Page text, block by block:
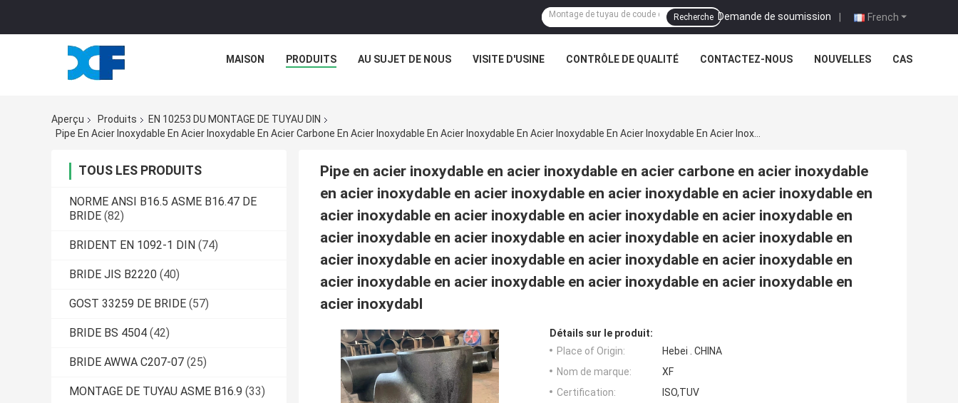
French
Demande de soumission |
Recherche
MAISON PRODUITS AU SUJET DE NOUS VISITE D'USINE CONTRÔLE DE QUALITÉ CONTACTEZ-NOUS NOUVELLES CAS
Aperçu Produits
EN 10253 DU MONTAGE DE TUYAU DIN
TOUS LES PRODUITS
NORME ANSI B16.5 ASME B16.47 DE
BRIDE (82)
BRIDENT EN 1092-1 DIN (74)
BRIDE JIS B2220 (40)
GOST 33259 DE BRIDE (57)
BRIDE BS 4504 (42)
BRIDE AWWA C207-07 (25)
MONTAGE DE TUYAU ASME B16.9 (33)
Pipe en acier inoxydable en acier inoxydable en acier carbone en acier inoxydable
en acier inoxydable en acier inoxydable en acier inoxydable en acier inoxydable en
acier inoxydable en acier inoxydable en acier inoxydable en acier inoxydable en
acier inoxydable en acier inoxydable en acier inoxydable en acier inoxydable en
acier inoxydable en acier inoxydable en acier inoxydable en acier inoxydable en
acier inoxydable en acier inoxydable en acier inoxydable en acier inoxydable en
acier inoxydabl
Détails sur le produit:
Place of Origin:
Hebei . CHINA
Nom de marque:
XF
Certification:
ISO,TUV